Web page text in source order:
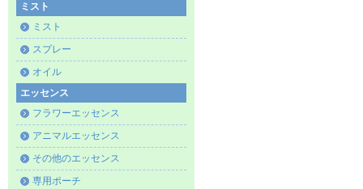
ミスト
ミスト
スプレー
オイル
エッセンス
フラワーエッセンス
アニマルエッセンス
その他のエッセンス
専用ポーチ